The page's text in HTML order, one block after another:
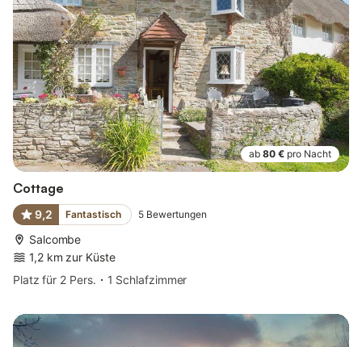
ab 80 € pro Nacht
Cottage
9,2 Fantastisch 5 Bewertungen
Salcombe
1,2 km zur Küste
Platz für 2 Pers.
1 Schlafzimmer